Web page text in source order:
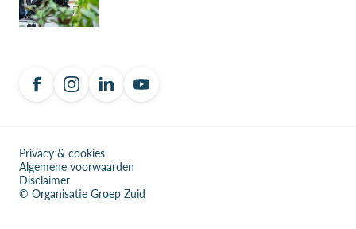
Privacy & cookies
Algemene voorwaarden
Disclaimer
© Organisatie Groep Zuid